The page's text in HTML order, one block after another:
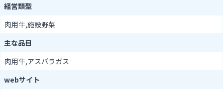
経営類型
肉用牛,施設野菜
主な品目
肉用牛,アスパラガス
webサイト